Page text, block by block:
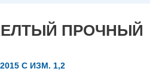
ПРОЧНЫЙ
С ИЗМ. 1,2